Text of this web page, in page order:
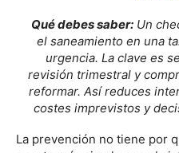
Qué debes saber:Un
el saneamiento en una
urgencia. La clave es
revisión trimestral y
reformar. Así reduces
costes imprevistos y
La prevención no tiene por